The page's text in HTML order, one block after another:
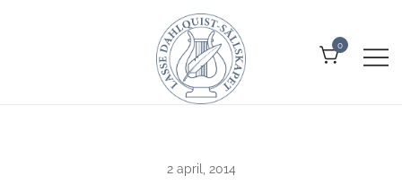
och skådespelare
0
2 april, 2014